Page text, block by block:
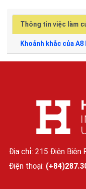
Thông tin việc làm
Khoảnh khắc của
Địa chỉ: 215 Điện Biên
Điện thoại: